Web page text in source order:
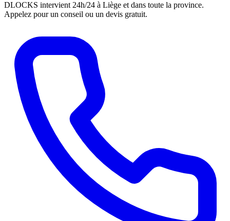
DLOCKS intervient 24h/24 à Liège et dans toute la province.
Appelez pour un conseil ou un devis gratuit.